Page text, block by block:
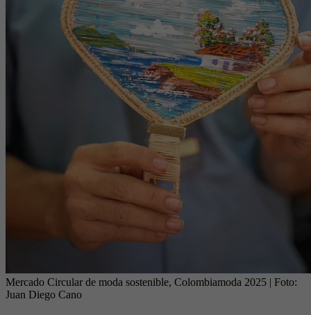
Mercado Circular de moda sostenible, Colombiamoda 2025 | Foto:
Juan Diego Cano